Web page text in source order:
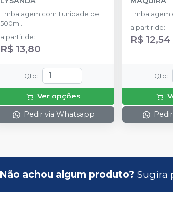
Embalagem com 1 unidade de
500ml.
a partir de:
R$ 13,80
Qtd:
Ver opções
Pedir via Whatsapp
Embalagem
a partir de:
R$ 12,54
Qtd:
Não achou algum produto? Sugira